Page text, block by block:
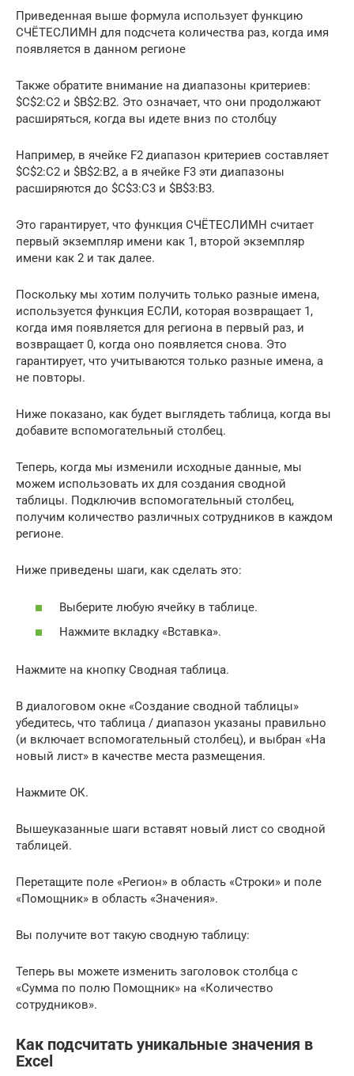
Приведенная выше формула использует функцию
СЧЁТЕСЛИМН для подсчета количества раз, когда имя
появляется в данном регионе
Также обратите внимание на диапазоны критериев:
$C$2:C2 и $B$2:B2. Это означает, что они продолжают
расширяться, когда вы идете вниз по столбцу
Например, в ячейке F2 диапазон критериев составляет
$C$2:C2 и $B$2:B2, а в ячейке F3 эти диапазоны
расширяются до $C$3:C3 и $B$3:B3.
Это гарантирует, что функция СЧЁТЕСЛИМН считает
первый экземпляр имени как 1, второй экземпляр
имени как 2 и так далее.
Поскольку мы хотим получить только разные имена,
используется функция ЕСЛИ, которая возвращает 1,
когда имя появляется для региона в первый раз, и
возвращает 0, когда оно появляется снова. Это
гарантирует, что учитываются только разные имена, а
не повторы.
Ниже показано, как будет выглядеть таблица, когда вы
добавите вспомогательный столбец.
Теперь, когда мы изменили исходные данные, мы
можем использовать их для создания сводной
таблицы. Подключив вспомогательный столбец,
получим количество различных сотрудников в каждом
регионе.
Ниже приведены шаги, как сделать это:
Выберите любую ячейку в таблице.
Нажмите вкладку «Вставка».
Нажмите на кнопку Сводная таблица.
В диалоговом окне «Создание сводной таблицы»
убедитесь, что таблица / диапазон указаны правильно
(и включает вспомогательный столбец), и выбран «На
новый лист» в качестве места размещения.
Нажмите ОК.
Вышеуказанные шаги вставят новый лист со сводной
таблицей.
Перетащите поле «Регион» в область «Строки» и поле
«Помощник» в область «Значения».
Вы получите вот такую сводную таблицу:
Теперь вы можете изменить заголовок столбца с
«Сумма по полю Помощник» на «Количество
сотрудников».
Как подсчитать уникальные значения в
Excel